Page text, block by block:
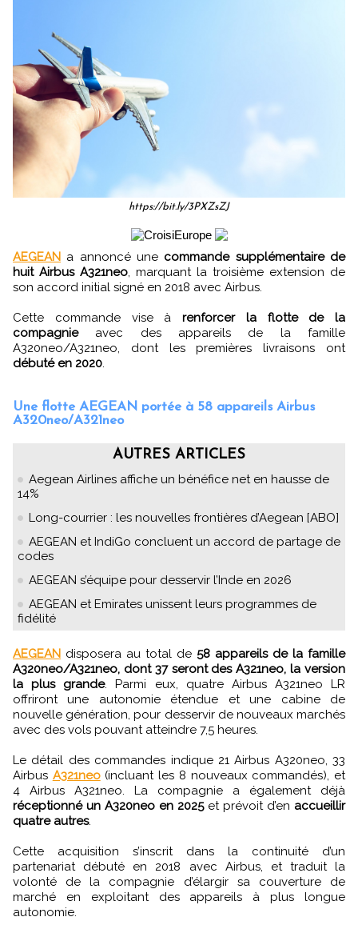
https://bit.ly/3PXZsZJ
AEGEAN a annoncé une commande supplémentaire de
huit Airbus A321neo , marquant la troisième extension de
son accord initial signé en 2018 avec Airbus.
Cette commande vise à renforcer la flotte de la
compagnieavec des appareils de la famille
A320neo/A321neo, dont les premières livraisons ont
débuté en 2020
Une flotte AEGEAN portée à 58 appareils Airbus
A320neo/A321neo
AUTRES ARTICLES
Aegean Airlines affiche un bénéfice net en hausse de
14%
Long-courrier : les nouvelles frontières d’Aegean [ABO]
AEGEAN et IndiGo concluent un accord de partage de
codes
AEGEAN s’équipe pour desservir l’Inde en 2026
AEGEAN et Emirates unissent leurs programmes de
fidélité
AEGEAN disposera au total de 58 appareils de la famille
A320neo/A321neo, dont 37 seront des A321neo, la version
la plus grande. Parmi eux, quatre Airbus A321neo LR
offriront une autonomie étendue et une cabine de
nouvelle génération, pour desservir de nouveaux marchés
avec des vols pouvant atteindre 7,5 heures.
Le détail des commandes indique 21 Airbus A320neo, 33
Airbus A321neo(incluant les 8 nouveaux commandés), et
4 Airbus A321neo. La compagnie a également déjà
réceptionné un A320neo en 2025et prévoit d’en accueillir
quatre autres.
Cette acquisition s’inscrit dans la continuité d’un
partenariat débuté en 2018 avec Airbus, et traduit la
volonté de la compagnie d’élargir sa couverture de
marché en exploitant des appareils à plus longue
autonomie.